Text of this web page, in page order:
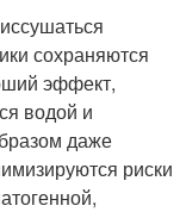
сохраняются
эффект,
водой и
даже
риски